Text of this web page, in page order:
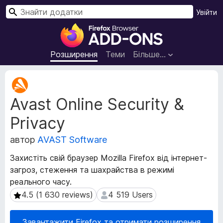
Д
о
д
а
и
б
з
е
а
F
i
Розширення Теми Більше…
Увійти
П
Avast Online Security &
Privacy
автор AVAST Software
Захистіть свій браузер Mozilla Firefox від інтернет-
загроз, стеження та шахрайства в режимі
реального часу.
4.5 (1 630 reviews)
4.5 (1 630 reviews) 4 519 Users
4 519 Users
М
е
т
а
д
а
н
і
р
о
з
ш